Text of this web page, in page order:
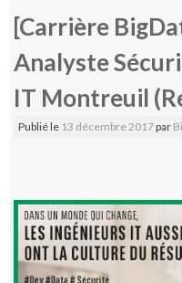
[Carrière
Analyste
IT Montreuil
Publié le 13 décembre 2017par